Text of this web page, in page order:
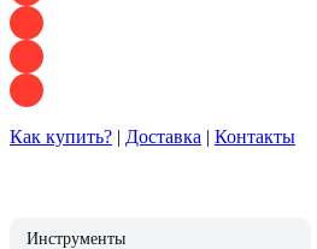
Как купить? | Доставка | Контакты
Инструменты